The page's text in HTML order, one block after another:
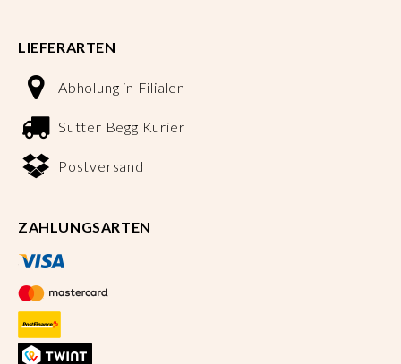
LIEFERARTEN
Abholung in Filialen
Sutter Begg Kurier
Postversand
ZAHLUNGSARTEN